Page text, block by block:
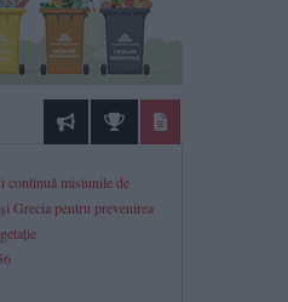
continuă misiunile de
Grecia pentru prevenirea